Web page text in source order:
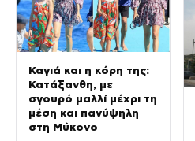
Καγιά και η κόρη της:
Κατάξανθη, με
σγουρό μαλλί μέχρι τη
μέση και πανύψηλη
στη Μύκονο